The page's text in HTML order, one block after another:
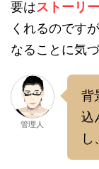
要はストーリ
くれるのです
なることに気
管理人
背
込
し